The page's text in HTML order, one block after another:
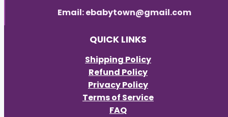
Email: ebabytown@gmail.com
QUICK LINKS
Shipping Policy
Refund Policy
Privacy Policy
Terms of Service
FAQ